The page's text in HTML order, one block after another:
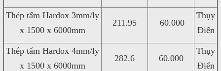
Thép tấm Hardox 3mm/ly
x 1500 x 6000mm
211.95 60.000
Thụy
Điển
Thép tấm Hardox 4mm/ly
x 1500 x 6000mm
282.6 60.000
Thụy
Điển